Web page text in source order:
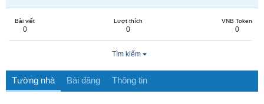
Bài viết
0
Lượt thích
0
VNB Token
0
Tìm kiếm
Tường nhà Bài đăng Thông tin